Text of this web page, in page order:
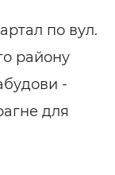
по вул.
району
-
для